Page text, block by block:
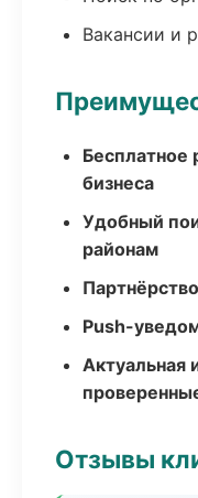
Вакансии и
Бесплатное
бизнеса
Удобный
районам
Push-
Актуальная
Отзывы